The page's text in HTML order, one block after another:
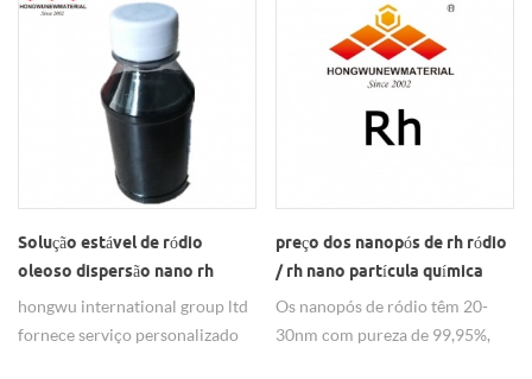
Solução estável de ródio
oleoso dispersão nano rh
personalizado
hongwu international group ltd
fornece serviço personalizado
preço dos nanopós de rh ródio
/ rh nano partícula química
Os nanopós de ródio têm 20-
30nm com pureza de 99,95%,